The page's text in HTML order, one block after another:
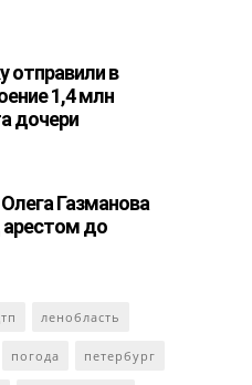
отправили в
1,4 млн
дочери
Газманова
арестом до
ленобласть
погода петербург